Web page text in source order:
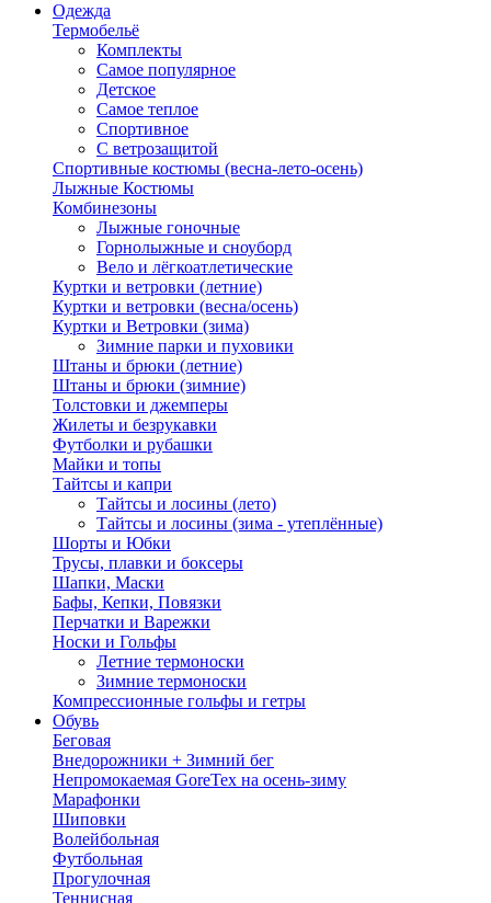
Одежда
Термобельё
Комплекты
Самое популярное
Детское
Самое теплое
Спортивное
С ветрозащитой
Спортивные костюмы (весна-лето-осень)
Лыжные Костюмы
Комбинезоны
Лыжные гоночные
Горнолыжные и сноуборд
Вело и лёгкоатлетические
Куртки и ветровки (летние)
Куртки и ветровки (весна/осень)
Куртки и Ветровки (зима)
Зимние парки и пуховики
Штаны и брюки (летние)
Штаны и брюки (зимние)
Толстовки и джемперы
Жилеты и безрукавки
Футболки и рубашки
Майки и топы
Тайтсы и капри
Тайтсы и лосины (лето)
Тайтсы и лосины (зима - утеплённые)
Шорты и Юбки
Трусы, плавки и боксеры
Шапки, Маски
Бафы, Кепки, Повязки
Перчатки и Варежки
Носки и Гольфы
Летние термоноски
Зимние термоноски
Компрессионные гольфы и гетры
Обувь
Беговая
Внедорожники + Зимний бег
Непромокаемая GoreTex на осень-зиму
Марафонки
Шиповки
Волейбольная
Футбольная
Прогулочная
Теннисная